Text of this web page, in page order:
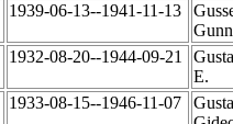
1939-06-13--1941-11-13
1932-08-20--1944-09-21
E.
1933-08-15--1946-11-07